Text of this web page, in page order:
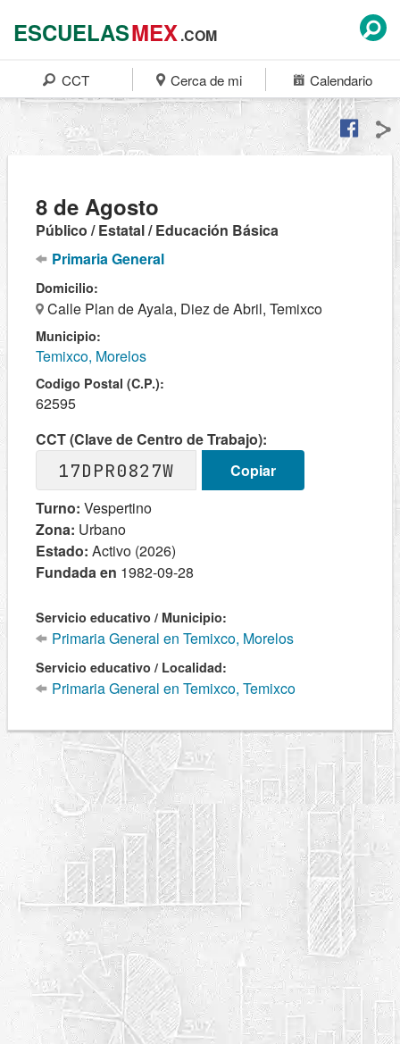
ESCUELASMEX.COM
CCT Cerca de mi Calendario
8 de Agosto
Público / Estatal / Educación Básica
Primaria General
Domicilio:
Calle Plan de Ayala, Diez de Abril, Temixco
Municipio:
Temixco, Morelos
Codigo Postal (C.P.):
62595
CCT (Clave de Centro de Trabajo):
17DPR0827W
Copiar
Turno: Vespertino
Zona: Urbano
Estado: Activo (2026)
Fundada en 1982-09-28
Servicio educativo / Municipio:
Primaria General en Temixco, Morelos
Servicio educativo / Localidad:
Primaria General en Temixco, Temixco